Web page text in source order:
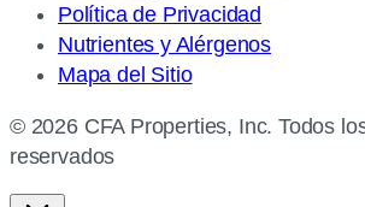
Política de Privacidad
Nutrientes y Alérgenos
Mapa del Sitio
© 2026 CFA Properties, Inc. Todos
reservados